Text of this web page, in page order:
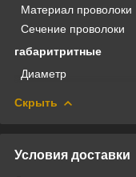
Материал проволоки
Сечение проволоки
габаритритные
Диаметр
Скрыть
Условия доставки